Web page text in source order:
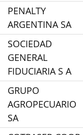
PENALTY
ARGENTINA SA
SOCIEDAD
GENERAL
FIDUCIARIA S A
GRUPO
AGROPECUARIO
SA